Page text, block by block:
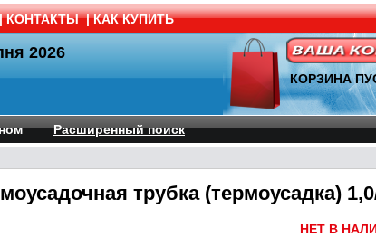
| КОНТАКТЫ | КАК КУПИТЬ
2026
КОРЗИНА
Расширенный поиск
трубка (термоусадка)
НЕТ В